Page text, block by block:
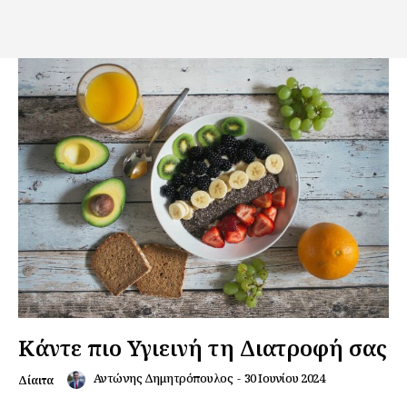
Κάντε πιο Υγιεινή τη Διατροφή σας
Δίαιτα Αντώνης Δημητρόπουλος - 30 Ιουνίου 2024